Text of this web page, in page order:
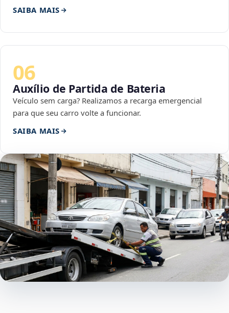
SAIBA MAIS
06
Auxílio de Partida de Bateria
Veículo sem carga? Realizamos a recarga emergencial
para que seu carro volte a funcionar.
SAIBA MAIS